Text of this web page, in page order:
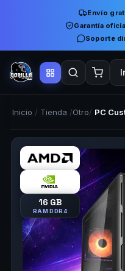
Envío
Garantía
Soporte
Inicio / Tienda /Otro/ PC
16 GB
RAM DDR4